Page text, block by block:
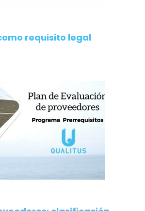
requisito legal